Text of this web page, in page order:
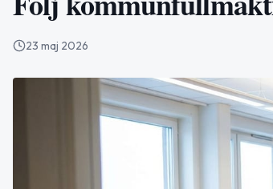
23 maj 2026